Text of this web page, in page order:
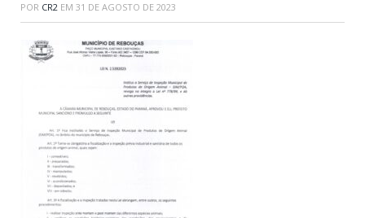
POR CR2 EM 31 DE AGOSTO DE 2023